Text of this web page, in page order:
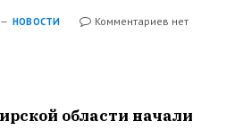
НОВОСТИ
Комментариев нет
области начали